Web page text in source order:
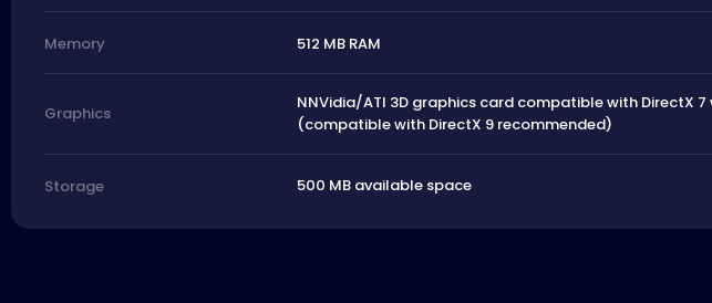
Memory 512 MB RAM
Graphics
NNVidia/ATI 3D graphics card compatible with DirectX
(compatible with DirectX 9 recommended)
Storage 500 MB available space